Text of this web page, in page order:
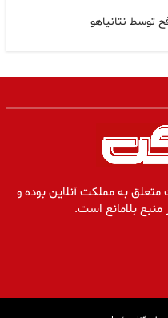
توسط نتانیاهو
به مملکت آنلاین بوده و
منبع بلامانع است.